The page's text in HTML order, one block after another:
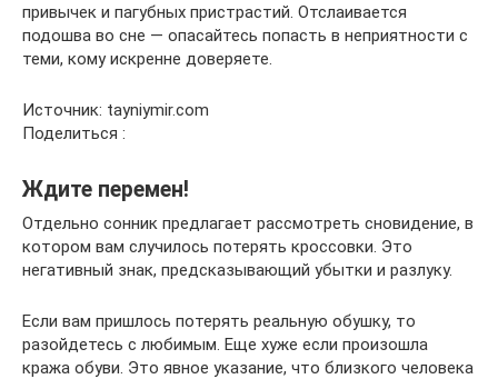
привычек и пагубных пристрастий. Отслаивается
подошва во сне — опасайтесь попасть в неприятности с
теми, кому искренне доверяете.
Источник: tayniymir.com
Поделиться :
Ждите перемен!
Отдельно сонник предлагает рассмотреть сновидение, в
котором вам случилось потерять кроссовки. Это
негативный знак, предсказывающий убытки и разлуку.
Если вам пришлось потерять реальную обушку, то
разойдетесь с любимым. Еще хуже если произошла
кража обуви. Это явное указание, что близкого человека